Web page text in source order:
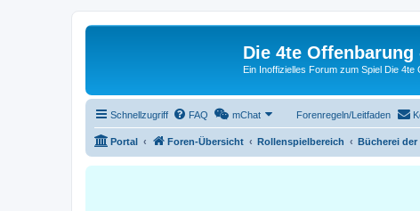
Die 4te Offenbarung
Ein Inoffizielles Forum zum Spiel Die 4te
Schnellzugriff FAQ mChat Forenregeln/Leitfaden
Portal Foren-Übersicht Rollenspielbereich Bücherei